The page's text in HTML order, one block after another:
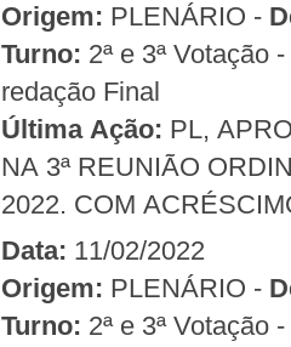
Origem:
PLENÁRIO -
Turno:
2ª e 3ª Votação -
redação Final
Última Ação: PL,
NA 3ª REUNIÃO
2022. COM
Data: 11/02/2022
Origem:
PLENÁRIO -
Turno:
2ª e 3ª Votação -